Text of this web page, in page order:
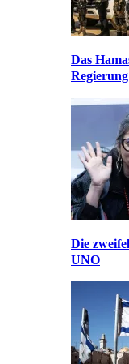
Das
Die
UNO